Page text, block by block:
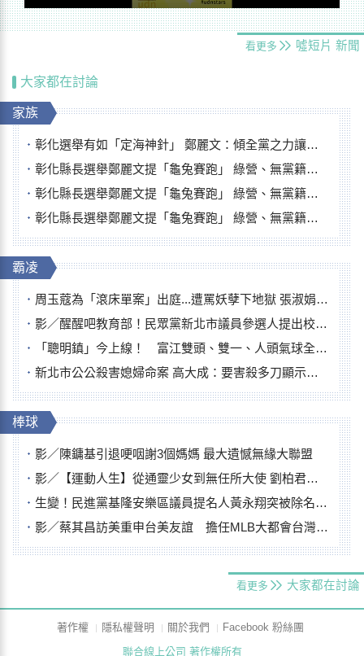
看更多 噓短片 新聞
大家都在討論
家族
彰化選舉有如「定海神針」 鄭麗文：傾全黨之力讓彰化贏
彰化縣長選舉鄭麗文提「龜兔賽跑」 綠營、無黨籍忙否認是烏龜
彰化縣長選舉鄭麗文提「龜兔賽跑」 綠營、無黨籍忙否認是烏龜
彰化縣長選舉鄭麗文提「龜兔賽跑」 綠營、無黨籍忙否認是烏龜
霸凌
周玉蔻為「滾床單案」出庭...遭罵妖孽下地獄 張淑娟批：舌頭殺人有罪
影／醒醒吧教育部！民眾黨新北市議員參選人提出校園反毒防線升級政見
「聰明鎮」今上線！ 富江雙頭、雙一、人頭氣球全登場
新北市公公殺害媳婦命案 高大成：要害殺多刀顯示怨恨深
棒球
影／陳鏞基引退哽咽謝3個媽媽 最大遺憾無緣大聯盟
影／【運動人生】從通靈少女到無任所大使 劉柏君女裁判人生國際發光
生變！民進黨基隆安樂區議員提名人黃永翔突被除名 將另提他人
影／蔡其昌訪美重申台美友誼 擔任MLB大都會台灣日開球嘉賓
看更多 大家都在討論
著作權 隱私權聲明 關於我們
Facebook 粉絲團
聯合線上公司 著作權所有